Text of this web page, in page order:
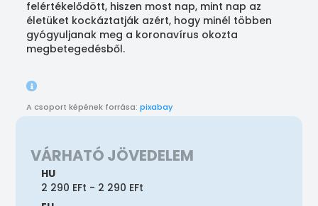
felértékelődött, hiszen most nap, mint nap az
életüket kockáztatják azért, hogy minél többen
gyógyuljanak meg a koronavírus okozta
megbetegedésből.
A csoport képének forrása:pixabay
VÁRHATÓ JÖVEDELEM
HU
2 290 EFt - 2 290 EFt